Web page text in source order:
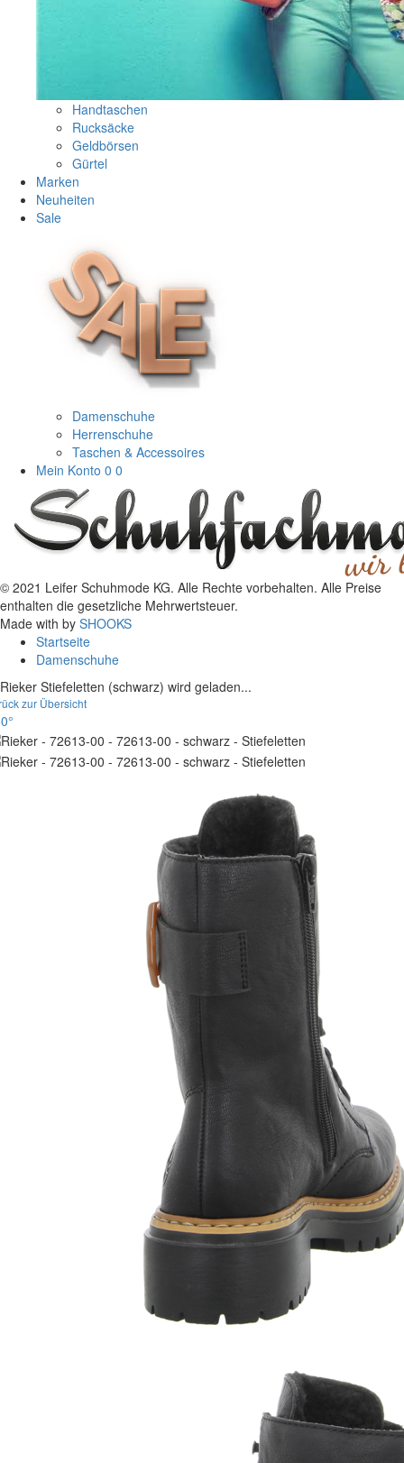
Handtaschen
Rucksäcke
Geldbörsen
Gürtel
Marken
Neuheiten
Sale
Damenschuhe
Herrenschuhe
Taschen & Accessoires
Mein Konto 0 0
© 2021 Leifer Schuhmode KG. Alle Rechte vorbehalten. Alle Preise
enthalten die gesetzliche Mehrwertsteuer.
Made with by SHOOKS
Startseite
Damenschuhe
Rieker Stiefeletten (schwarz) wird geladen...
zur Übersicht